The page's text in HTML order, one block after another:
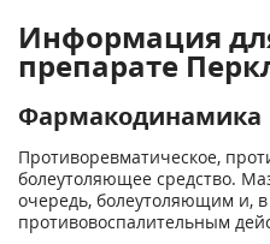
Информация
препарате
Фармакодинамика
Противоревматическое,
болеутоляющее средство.
очередь, болеутоляющим и,
противовоспалительным